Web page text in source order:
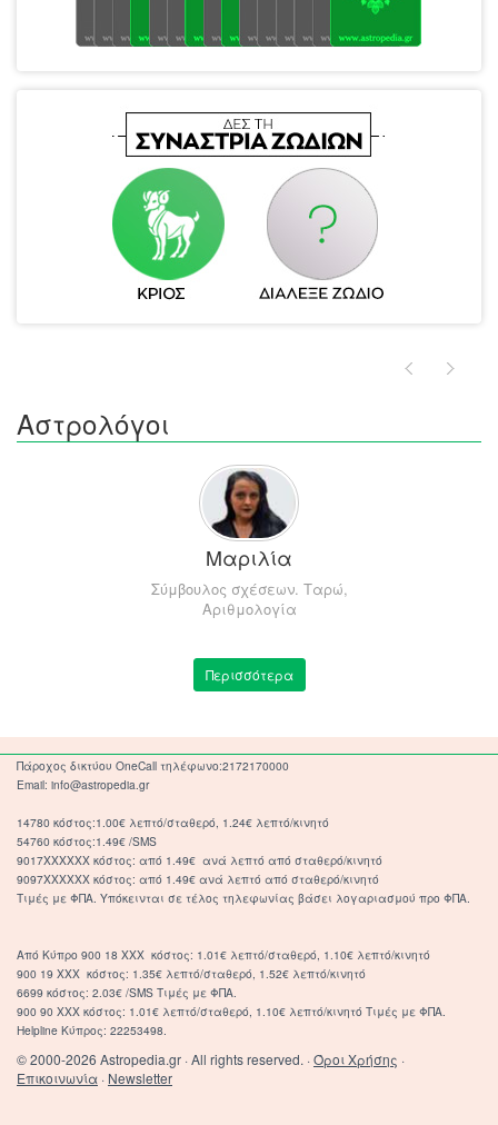
Αστρολόγοι
Μαριλία
Σύμβουλος σχέσεων. Ταρώ,
Αριθμολογία
Περισσότερα
Πάροχος δικτύου OneCall τηλέφωνο:2172170000
Email: info@astropedia.gr
14780 κόστος:1.00€ λεπτό/σταθερό, 1.24€ λεπτό/κινητό
54760 κόστος:1.49€ /SMS
9017XXXXXX κόστος: από 1.49€ ανά λεπτό από σταθερό/κινητό
9097XXXXXX κόστος: από 1.49€ ανά λεπτό από σταθερό/κινητό
Τιμές με ΦΠΑ. Υπόκεινται σε τέλος τηλεφωνίας βάσει λογαριασμού προ ΦΠΑ.
Από Κύπρο 900 18 ΧΧΧ κόστος: 1.01€ λεπτό/σταθερό, 1.10€ λεπτό/κινητό
900 19 ΧΧΧ κόστος: 1.35€ λεπτό/σταθερό, 1.52€ λεπτό/κινητό
6699 κόστος: 2.03€ /SMS Τιμές με ΦΠΑ.
900 90 XXX κόστος: 1.01€ λεπτό/σταθερό, 1.10€ λεπτό/κινητό Τιμές με ΦΠΑ.
Helpline Κύπρος: 22253498.
© 2000-2026 Astropedia.gr · All rights reserved. ·Όροι Χρήσης ·
Επικοινωνία · Newsletter